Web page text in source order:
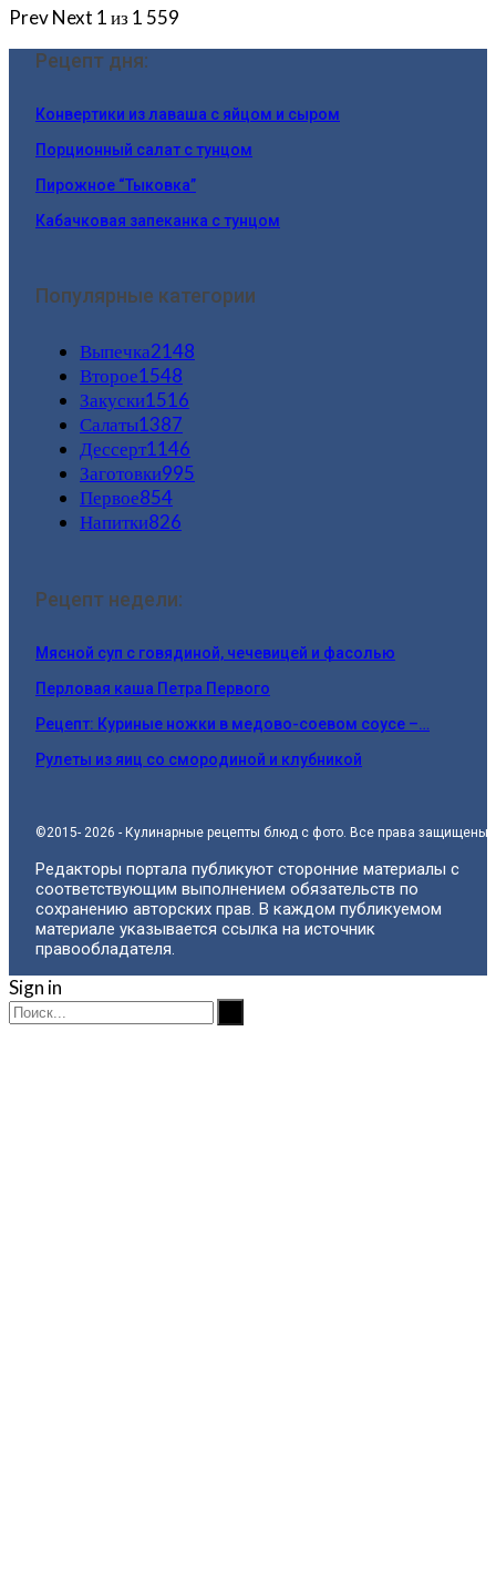
PrevNext 1 из 1 559
Рецепт дня:
Конвертики из лаваша с яйцом и сыром
Порционный салат с тунцом
Пирожное “Тыковка”
Кабачковая запеканка с тунцом
Популярные категории
Выпечка2148
Второе1548
Закуски1516
Салаты1387
Дессерт1146
Заготовки995
Первое854
Напитки826
Рецепт недели:
Мясной суп с говядиной, чечевицей и фасолью
Перловая каша Петра Первого
Рецепт: Куриные ножки в медово-соевом соусе –…
Рулеты из яиц со смородиной и клубникой
©2015- 2026 - Кулинарные рецепты блюд с фото. Все права защищены.
Редакторы портала публикуют сторонние материалы с
соответствующим выполнением обязательств по
сохранению авторских прав. В каждом публикуемом
материале указывается ссылка на источник
правообладателя.
Sign in